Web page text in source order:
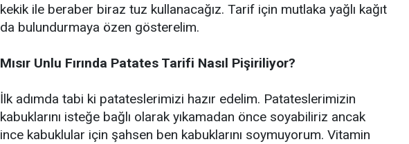
kekik ile beraber biraz tuz kullanacağız. Tarif için mutlaka yağlı kağıt
da bulundurmaya özen gösterelim.
Mısır Unlu Fırında Patates Tarifi Nasıl Pişiriliyor?
İlk adımda tabi ki patateslerimizi hazır edelim. Patateslerimizin
kabuklarını isteğe bağlı olarak yıkamadan önce soyabiliriz ancak
ince kabuklular için şahsen ben kabuklarını soymuyorum. Vitamin